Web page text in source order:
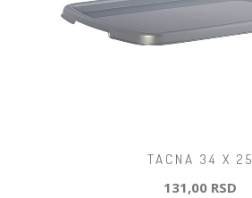
TACNA 34 X 25
131,00 RSD